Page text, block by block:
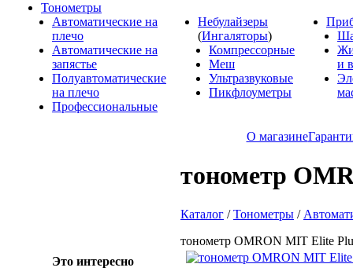
Тонометры
Автоматические на
плечо
Автоматические на
запястье
Полуавтоматические
на плечо
Профессиональные
Небулайзеры
(Ингаляторы)
Компрессорные
Меш
Ультразвуковые
Пикфлоуметры
и
О магазине
Это интересно
тонометр
Каталог /Тонометры /
тонометр OMRON MIT Elite